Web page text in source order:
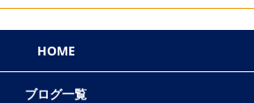
HOME
ブログ一覧